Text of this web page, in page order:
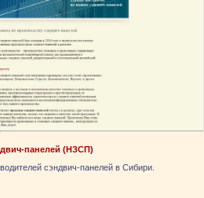
панелей (НЗСП)
сэндвич-панелей в Сибири.